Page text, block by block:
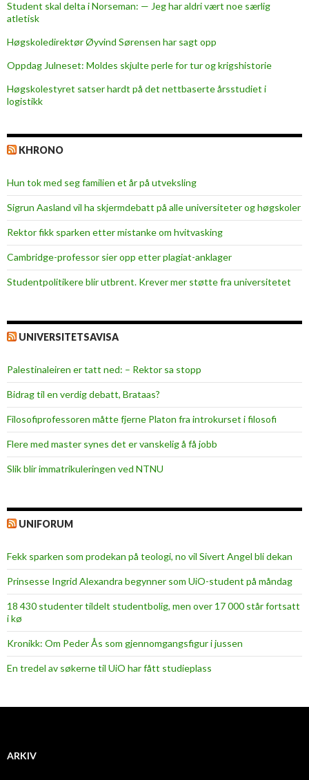
n
e
t
f
k
f
t
s
a
k
e
n
Student skal delta i Norseman: — Jeg har aldri vært noe særlig
atletisk
Høgskoledirektør Øyvind Sørensen har sagt opp
Oppdag Julneset: Moldes skjulte perle for tur og krigshistorie
Høgskolestyret satser hardt på det nettbaserte årsstudiet i
logistikk
KHRONO
Hun tok med seg familien et år på utveksling
Sigrun Aasland vil ha skjerm­debatt på alle universiteter og høgskoler
Rektor fikk sparken etter mistanke om hvitvasking
Cambridge-professor sier opp etter plagiat-anklager
Studentpolitikere blir utbrent. Krever mer støtte fra universitetet
UNIVERSITETSAVISA
Palestinaleiren er tatt ned: – Rektor sa stopp
Bidrag til en verdig debatt, Brataas?
Filosofiprofessoren måtte fjerne Platon fra introkurset i filosofi
Flere med master synes det er vanskelig å få jobb
Slik blir immatrikuleringen ved NTNU
UNIFORUM
Fekk sparken som prodekan på teologi, no vil Sivert Angel bli dekan
Prinsesse Ingrid Alexandra begynner som UiO-student på måndag
18 430 studenter tildelt studentbolig, men over 17 000 står fortsatt
i kø
Kronikk: Om Peder Ås som gjennomgangsfigur i jussen
En tredel av søkerne til UiO har fått studieplass
ARKIV